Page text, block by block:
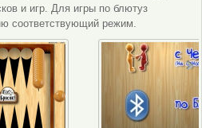
и игр. Для игры по блютуз
соответствующий режим.